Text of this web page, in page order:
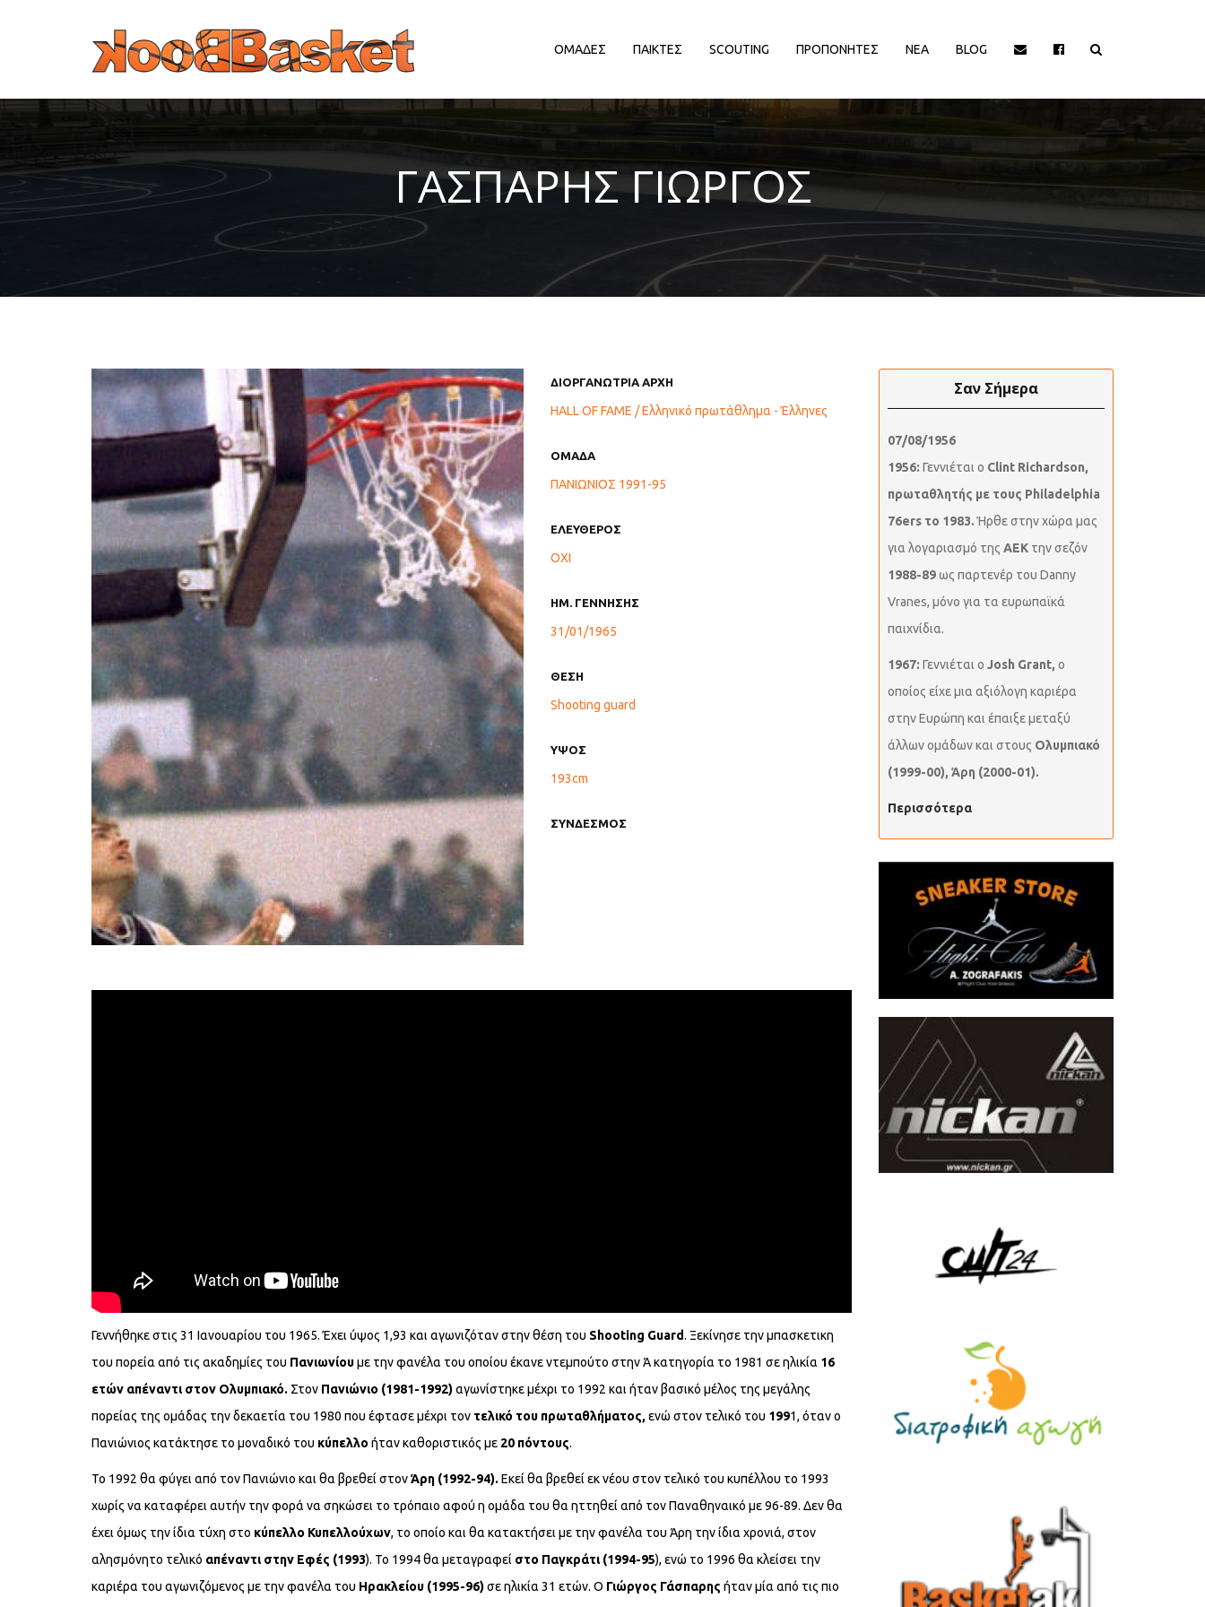
ΟΜΑΔΕΣ
EΥΡΩΠΑΙΚΕΣ ΔΙΟΡΓΑΝΩΣΕΙΣ
ΕΛΛΗΝΙΚΑ ΠΡΩΤΑΘΛΗΜΑΤΑ
ΠΑΙΚΤΕΣ
EΥΡΩΠΑΙΚΕΣ ΔΙΟΡΓΑΝΩΣΕΙΣ
ΑΠΟΨΕΙΣ
ΕΛΛΗΝΙΚΑ ΠΡΩΤΑΘΛΗΜΑΤΑ
ΕΡΑΣΙΤΕΧΝΙΚΑ
SCOUTING ΠΡΟΠΟΝΗΤΕΣ
ΔΙΟΡΓΑΝΩΤΡΙΕΣ ΑΡΧΕΣ
ΑΠΟΨΕΙΣ
ΕΛΛΗΝΙΚΑ ΠΡΩΤΑΘΛΗΜΑΤΑ
ΝΕΑ
ΔΙΟΡΓΑΝΩΤΡΙΕΣ ΑΡΧΕΣ
HALL OF FAME
ΕΡΑΣΙΤΕΧΝΙΚΑ
BLOG
ΓΑΣΠΑΡΗΣ ΓΙΩΡΓΟΣ
ΔΙΟΡΓΑΝΩΤΡΙΑ ΑΡΧΗ
HALL OF FAME / Ελληνικό πρωτάθλημα - Έλληνες
ΟΜΑΔΑ
ΠΑΝΙΩΝΙΟΣ 1991-95
ΕΛΕΥΘΕΡΟΣ
ΟΧΙ
ΗΜ. ΓΕΝΝΗΣΗΣ
31/01/1965
ΘΕΣΗ
Shooting guard
ΥΨΟΣ
193cm
ΣΥΝΔΕΣΜΟΣ
Γεννήθηκε στις 31 Ιανουαρίου του 1965. Έχει ύψος 1,93 και αγωνιζόταν στην θέση του Shooting Guard. Ξεκίνησε την μπασκετικη
του πορεία από τις ακαδημίες του Πανιωνίουμε την φανέλα του οποίου έκανε ντεμπούτο στην Ά κατηγορία το 1981 σε ηλικία 16
ετών απέναντι στον Ολυμπιακό. Στον Πανιώνιο (1981-1992)αγωνίστηκε μέχρι το 1992 και ήταν βασικό μέλος της μεγάλης
πορείας της ομάδας την δεκαετία του 1980 που έφτασε μέχρι τον τελικό του πρωταθλήματος,ενώ στον τελικό του 1991, όταν ο
Πανιώνιος κατάκτησε το μοναδικό του κύπελλο ήταν καθοριστικός με 20 πόντους.
Το 1992 θα φύγει από τον Πανιώνιο και θα βρεθεί στονΆρη (1992-94). Εκεί θα βρεθεί εκ νέου στον τελικό του κυπέλλου το 1993
χωρίς να καταφέρει αυτήν την φορά να σηκώσει το τρόπαιο αφού η ομάδα του θα ηττηθεί από τον Παναθηναικό με 96-89. Δεν θα
έχει όμως την ίδια τύχη στο κύπελλο Κυπελλούχων, το οποίο και θα κατακτήσει με την φανέλα του Άρη την ίδια χρονιά, στον
αλησμόνητο τελικό απέναντι στην Εφές (1993). Το 1994 θα μεταγραφεί στο Παγκράτι (1994-95), ενώ το 1996 θα κλείσει την
καριέρα του αγωνιζόμενος με την φανέλα του Ηρακλείου (1995-96)σε ηλικία 31 ετών. Ο Γιώργος Γάσπαρης ήταν μία από τις πιο
Σαν Σήμερα
07/08/1956
1956: Γεννιέται ο Clint Richardson,
πρωταθλητής με τους Philadelphia
76ers το 1983.Ήρθε στην χώρα μας
για λογαριασμό της ΑΕΚτην σεζόν
1988-89ως παρτενέρ του Danny
Vranes, μόνο για τα ευρωπαϊκά
παιχνίδια.
1967: Γεννιέται ο Josh Grant, ο
οποίος είχε μια αξιόλογη καριέρα
στην Ευρώπη και έπαιξε μεταξύ
άλλων ομάδων και στους Ολυμπιακό
(1999-00), Άρη (2000-01).
Περισσότερα